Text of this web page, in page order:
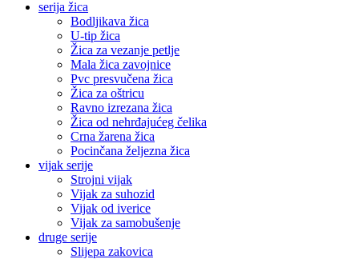
serija žica
Bodljikava žica
U-tip žica
Žica za vezanje petlje
Mala žica zavojnice
Pvc presvučena žica
Žica za oštricu
Ravno izrezana žica
Žica od nehrđajućeg čelika
Crna žarena žica
Pocinčana željezna žica
vijak serije
Strojni vijak
Vijak za suhozid
Vijak od iverice
Vijak za samobušenje
druge serije
Slijepa zakovica